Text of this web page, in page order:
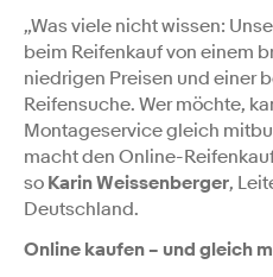
„Was viele nicht wissen:
beim Reifenkauf von einem
niedrigen Preisen und einer
Reifensuche. Wer möchte,
Montageservice gleich
macht den Online-
so Karin Weissenberger,
Deutschland.
Online kaufen – und gleich